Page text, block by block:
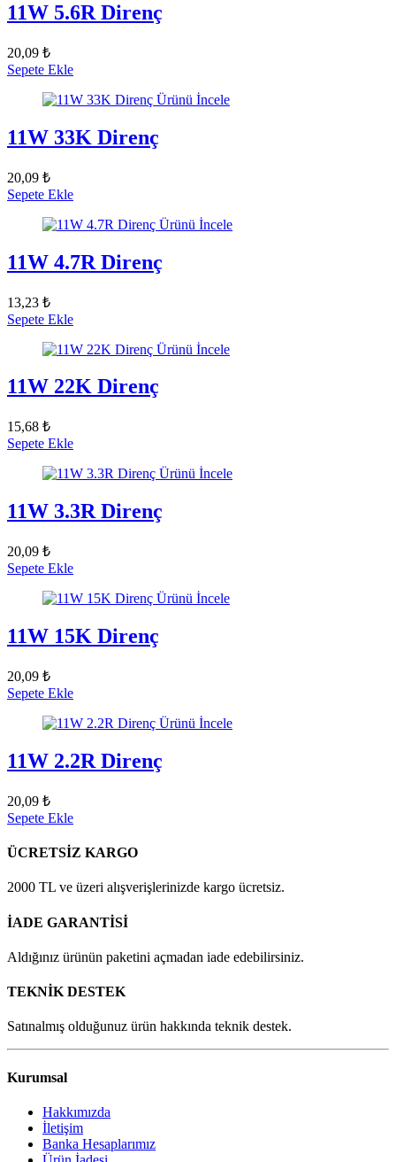
11W 5.6R Direnç
20,09 ₺
Sepete Ekle
Ürünü İncele
11W 33K Direnç
20,09 ₺
Sepete Ekle
Ürünü İncele
11W 4.7R Direnç
13,23 ₺
Sepete Ekle
Ürünü İncele
11W 22K Direnç
15,68 ₺
Sepete Ekle
Ürünü İncele
11W 3.3R Direnç
20,09 ₺
Sepete Ekle
Ürünü İncele
11W 15K Direnç
20,09 ₺
Sepete Ekle
Ürünü İncele
11W 2.2R Direnç
20,09 ₺
Sepete Ekle
ÜCRETSİZ KARGO
2000 TL ve üzeri alışverişlerinizde kargo ücretsiz.
İADE GARANTİSİ
Aldığınız ürünün paketini açmadan iade edebilirsiniz.
TEKNİK DESTEK
Satınalmış olduğunuz ürün hakkında teknik destek.
Kurumsal
Hakkımızda
İletişim
Banka Hesaplarımız